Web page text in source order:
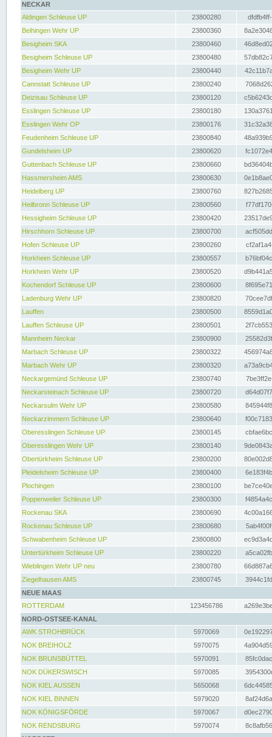
NECKAR
Aldingen Schleuse UP
23800280
Beihingen Wehr UP
23800360
Besigheim SKA
23800460
Besigheim Schleuse UP
23800480
Besigheim Wehr UP
23800440
Cannstatt Schleuse UP
23800240
Deizisau Schleuse UP
23800120
Esslingen Schleuse UP
23800180
Esslingen Wehr OP
23800176
Feudenheim Schleuse UP
23800840
Gundelsheim UP
23800620
Guttenbach Schleuse UP
23800660
Hassmersheim AMS
23800630
Heidelberg UP
23800760
Heilbronn Schleuse UP
23800560
Hessigheim Schleuse UP
23800420
Hirschhorn Schleuse UP
23800700
Hofen Schleuse UP
23800260
Horkheim Schleuse UP
23800557
Horkheim Wehr UP
23800520
Kochendorf Schleuse UP
23800600
Ladenburg Wehr UP
23800820
Lauffen
23800500
Lauffen Schleuse UP
23800501
Mannheim Neckar
23800900
Marbach Schleuse UP
23800322
Marbach Wehr UP
23800320
Neckargemünd Schleuse UP
23800740
Neckarsteinach Schleuse UP
23800720
Neckarsulm Wehr UP
23800580
Neckarzimmern Schleuse UP
23800640
Oberesslingen Schleuse UP
23800145
Oberesslingen Wehr UP
23800140
Obertürkheim Schleuse UP
23800200
Pleidelsheim Schleuse UP
23800400
Plochingen
23800100
Poppenweiler Schleuse UP
23800300
Rockenau SKA
23800690
Rockenau Schleuse UP
23800680
Schwabenheim Schleuse UP
23800800
Untertürkheim Schleuse UP
23800220
Wieblingen Wehr UP neu
23800780
Ziegelhausen AMS
23800745
NEUE MAAS
ROTTERDAM
123456786
NORD-OSTSEE-KANAL
AWK STROHBRÜCK
5970069
NOK BREIHOLZ
5970075
NOK BRUNSBÜTTEL
5970091
NOK DÜKERSWISCH
5970085
NOK KIEL AUSSEN
5650068
NOK KIEL BINNEN
5979020
NOK KÖNIGSFÖRDE
5970067
NOK RENDSBURG
5970074